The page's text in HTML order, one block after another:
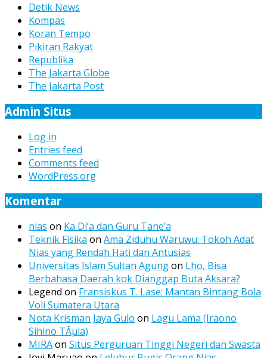
Detik News
Kompas
Koran Tempo
Pikiran Rakyat
Republika
The Jakarta Globe
The Jakarta Post
Admin Situs
Log in
Entries feed
Comments feed
WordPress.org
Komentar
nias on Ka Di’a dan Guru Tane’a
Teknik Fisika on Ama Ziduhu Waruwu: Tokoh Adat
Nias yang Rendah Hati dan Antusias
Universitas Islam Sultan Agungon Lho, Bisa
Berbahasa Daerah kok Dianggap Buta Aksara?
Legend on Fransiskus T. Lase: Mantan Bintang Bola
Voli Sumatera Utara
Nota Krisman Jaya Gulo on Lagu Lama (Iraono
Sihino TÃµla)
MIRAon Situs Perguruan Tinggi Negeri dan Swasta